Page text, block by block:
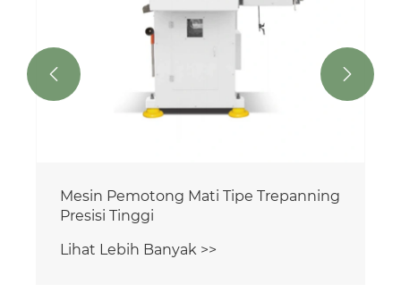
Mesin Pemotong Mati Tipe Trepanning
Presisi Tinggi
Lihat Lebih Banyak >>
 